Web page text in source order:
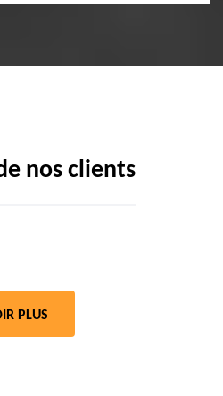
nos clients
PLUS